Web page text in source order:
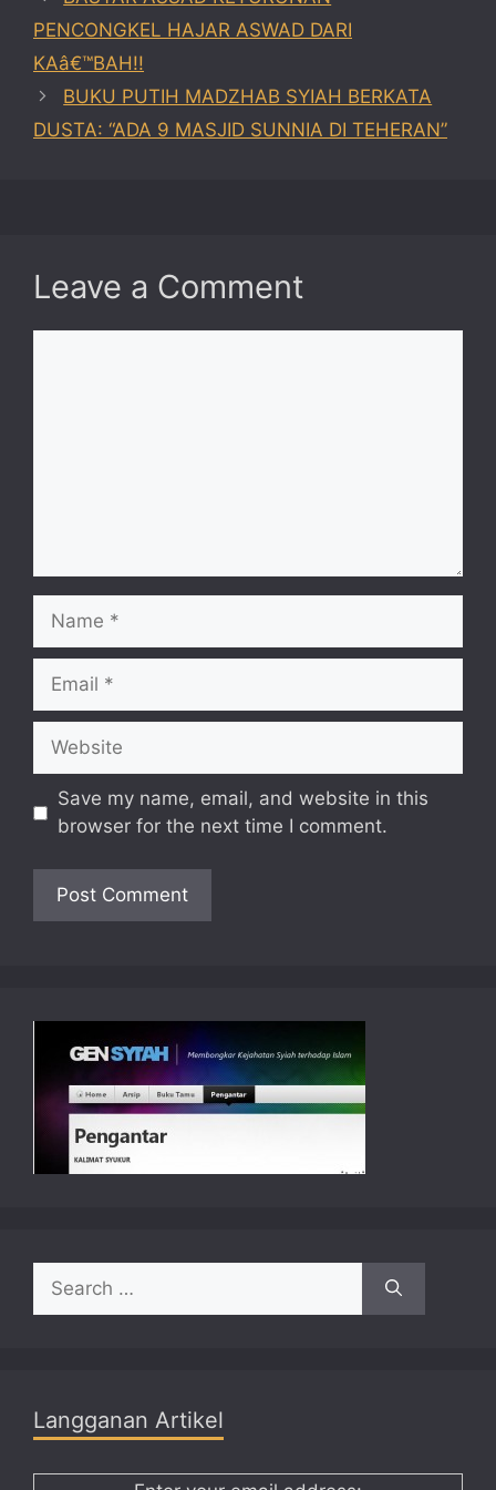
PENCONGKEL HAJAR ASWAD DARI
KAâ€™BAH!!
BUKU PUTIH MADZHAB SYIAH BERKATA
DUSTA: “ADA 9 MASJID SUNNIA DI TEHERAN”
Leave a Comment
Name
Email
Website
Save my name, email, and website in this
browser for the next time I comment.
for:
Langganan Artikel